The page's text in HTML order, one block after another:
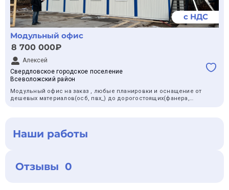
с НДС
Модульный офис
8 700 000₽
Алексей
Свердловское городское поселение
Всеволожский район
Модульный офис на заказ , любые планировки и оснащение от
дешевых материалов(осб, пвх_) до дорогостоящих(фанера,
Наши работы
Отзывы 0